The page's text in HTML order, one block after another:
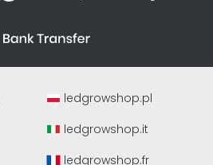
ledgrowshop.pl
ledgrowshop.it
ledgrowshop.fr